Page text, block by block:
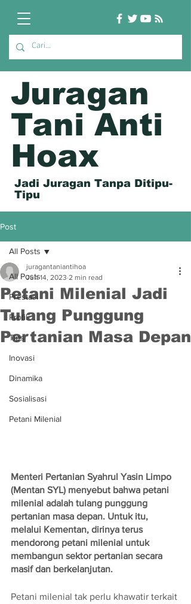
Juragan
Tani Anti
Hoax
Jadi Juragan Tanpa Ditipu-
Tipu
Post
All Posts
Prestasi
Profil
Tips
Inovasi
Dinamika
Sosialisasi
Petani Milenial
All Posts
Petani Milenial Jadi
Tulang Punggung
Pertanian Masa Depan
juragantaniantihoa
Jun 14, 2023 2 min read
Menteri Pertanian Syahrul Yasin Limpo
(Mentan SYL) menyebut bahwa petani
milenial adalah tulang punggung
pertanian masa depan. Untuk itu,
melalui Kementan, dirinya terus
mendorong petani milenial untuk
membangun sektor pertanian secara
masif dan berkelanjutan.
Petani milenial tak perlu khawatir terkait